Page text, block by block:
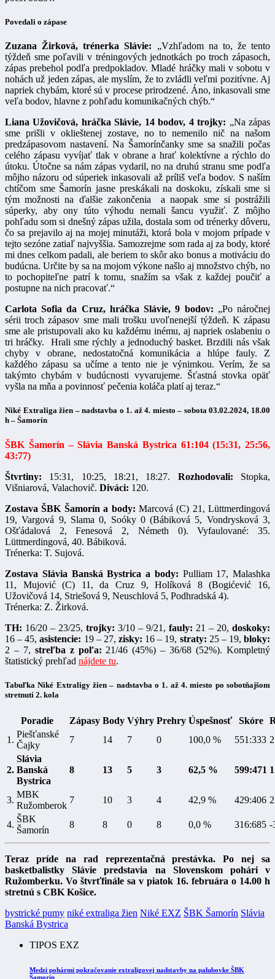
Povedali o zápase
Zuzana Žirková, trénerka Slávie: „Vzhľadom na to, že tento
týždeň sme poľavili v tréningových jednotkách po troch zápasoch,
zápas prebehol podľa predpokladov. Mladé hráčky mali v sobotu v
nohách už jeden zápas, ale myslím, že to zvládli veľmi pozitívne. Aj
napriek chybám, ktoré sú v procese prirodzené. Áno, inkasovali sme
veľa bodov, hlavne z pohľadu komunikačných chýb.“
Liana Užovičová, hráčka Slávie, 14 bodov, 4 trojky: „Na zápas
sme prišli v oklieštenej zostave, no to nemenilo nič na našom
predzápasovom nastavení. Na Šamorínčanky sme sa snažili počas
celého zápasu vyvíjať tlak v obrane a hrať kolektívne a rýchlo do
útoku. Útočne sa nám zápas vydaril, no na druhú stranu sme podľa
môjho názoru od súperiek inkasovali až príliš veľa bodov. S naším
chtíčom sme Šamorín jasne preskákali na doskoku, získali sme si
tým možnosti na ďalšie zakončenia a naopak sme si postrážili
súperky, aby ony túto výhodu nemali šancu využiť. Z môjho
pohľadu som si dnešný zápas užila, dostala som od trénerky dôveru,
čo sa prejavilo aj na mojej minutáži, ktorá bola v mojom prípade v
tejto sezóne zatiaľ najvyššia. Samozrejme som rada aj za body, ktoré
mi dnes celkom padali, ale beriem to skôr ako bonus a motiváciu do
budúcna. Určite by sa na mojom výkone našlo aj množstvo chýb, no
to pochopiteľne patrí k tomu, snažím sa však z každej poučiť a
postupne na nich pracovať.“
Carlota Sofia da Cruz, hráčka Slávie, 9 bodov: „Po náročnej
sérii troch zápasov sme mali trošku uvoľnenejší týždeň. K zápasu
sme ale pristupovali ako ku každému inému, aj napriek oslabeniu o
tri hráčky. Hrali sme rýchly a jednoduchý basket. Brzdili nás však
chyby v obrane, nedostatočná komunikácia a hlúpe fauly. Z
každého zápasu sa učíme a tento nie je výnimkou. Verím, že sa
takýmto chybám v budúcnosti vyvarujeme. Šťastná stovka opäť
vyšla na mňa a povinnosť pečenia koláča platí aj teraz.“
Niké Extraliga žien – nadstavba o 1. až 4. miesto – sobota 03.02.2024, 18.00
h – Šamorín
ŠBK Šamorín – Slávia Banská Bystrica 61:104 (15:31, 25:56,
43:77)
Štvrtiny: 15:31, 10:25, 18:21, 18:27. Rozhodovali: Stopka,
Višniarová, Valachovič. Diváci: 120.
Zostava ŠBK Šamorín a body: Marcová (C) 21, Lüttmerdingová
19, Vargová 9, Slama 0, Soóky 0 (Bábiková 5, Vondrysková 3,
Ošťádalová 2, Fenesová 2, Németh 0). Vyfaulované: 35.
Lüttmerdingová, 40. Bábiková.
Trénerka: T. Sujová.
Zostava Slávia Banská Bystrica a body: Pulliam 17, Malashka
11, Mujović (C) 11, da Cruz 9, Holíková 8 (Bogićević 16,
Užovičová 14, Striešová 9, Neuschlová 5, Podhradská 4).
Trénerka: Z. Žirková.
TH: 16/20 – 23/25, trojky: 3/10 – 9/21, fauly: 21 – 20, doskoky:
16 – 45,asistencie: 19 – 27, zisky: 16 – 19, straty: 25 – 19,bloky:
2 – 7, streľba z poľa: 21/46 (45%) – 36/68 (52%). Kompletný
štatistický prehľad nájdete tu.
Tabuľka Niké Extraligy žien – nadstavba o 1. až 4. miesto po sobotňajšom
stretnutí 2. kola
Poradie Zápasy Body Výhry Prehry Úspešnosť Skóre
1.
Piešťanské
Čajky
7 14 7 0 100,0 % 551:333
2.
Slávia
Banská
Bystrica
8 13 5 3 62,5 % 599:471
3.
MBK
Ružomberok
7 10 3 4 42,9 % 429:406
4.
ŠBK
Šamorín
8 8 0 8 0,0 % 316:685 -
Teraz príde na rad reprezentačná prestávka. Po nej sa
basketbalistky Slávie predstavia na Slovenskom pohári v
Ružomberku. Vo štvrťfinále sa v piatok 16. februára o 14.00 h
stretnú s CBK Košice.
bystrické pumy niké extraliga žien Niké EXZ ŠBK Šamorín Slávia
Banská Bystrica
TIPOS EXZ
Medzi pohármi pokračovanie extraligovej nadstavby na palubovke ŠBK
Šamorín